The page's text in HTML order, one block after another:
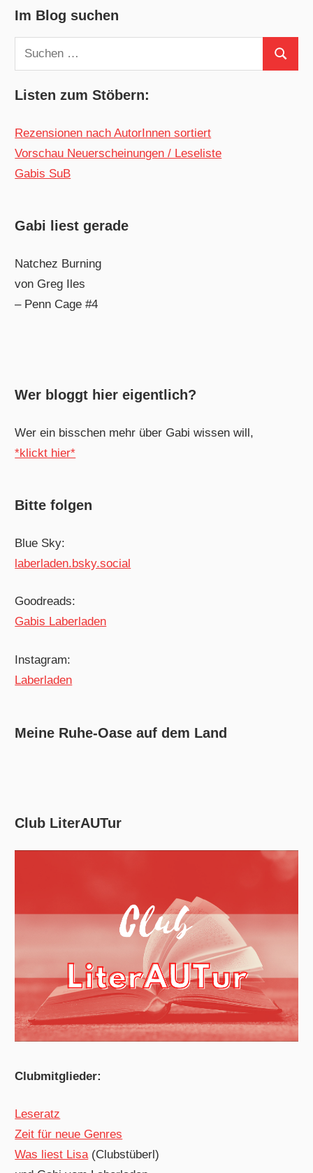
Im Blog suchen
Suchen
nach:
Suchen
Listen zum Stöbern:
Rezensionen nach AutorInnen sortiert
Vorschau Neuerscheinungen / Leseliste
Gabis SuB
Gabi liest gerade
Natchez Burning
von Greg Iles
– Penn Cage #4
Wer bloggt hier eigentlich?
Wer ein bisschen mehr über Gabi wissen will,
*klickt hier*
Bitte folgen
Blue Sky:
laberladen.bsky.social
Goodreads:
Gabis Laberladen
Instagram:
Laberladen
Meine Ruhe-Oase auf dem Land
Club LiterAUTur
Clubmitglieder:
Leseratz
Zeit für neue Genres
Was liest Lisa(Clubstüberl)